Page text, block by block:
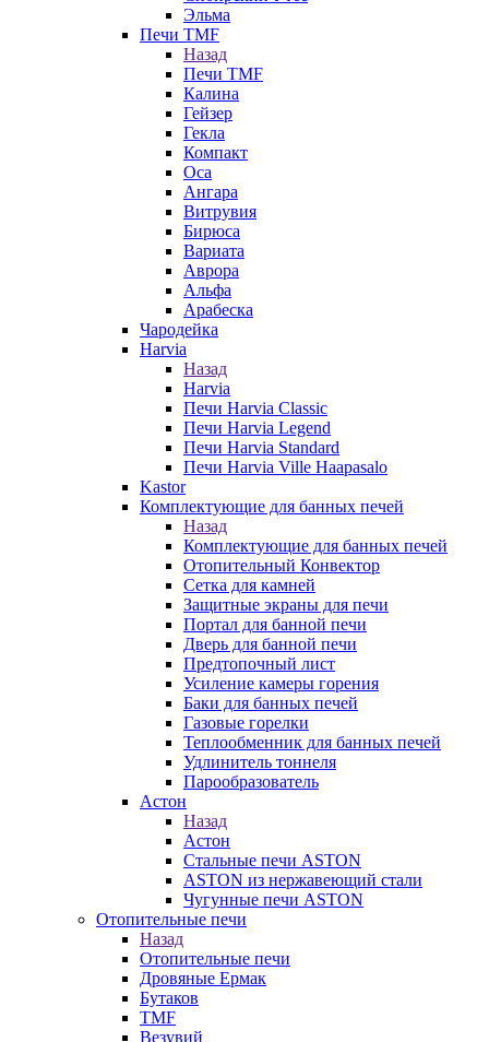
Эльма
Печи TMF
Назад
Печи TMF
Калина
Гейзер
Гекла
Компакт
Оса
Ангара
Витрувия
Бирюса
Вариата
Аврора
Альфа
Арабеска
Чародейка
Harvia
Назад
Harvia
Печи Harvia Classic
Печи Harvia Legend
Печи Harvia Standard
Печи Harvia Ville Haapasalo
Kastor
Комплектующие для банных печей
Назад
Комплектующие для банных печей
Отопительный Конвектор
Сетка для камней
Защитные экраны для печи
Портал для банной печи
Дверь для банной печи
Предтопочный лист
Усиление камеры горения
Баки для банных печей
Газовые горелки
Теплообменник для банных печей
Удлинитель тоннеля
Парообразователь
Астон
Назад
Астон
Стальные печи ASTON
ASTON из нержавеющий стали
Чугунные печи ASTON
Отопительные печи
Назад
Отопительные печи
Дровяные Ермак
Бутаков
TMF
Везувий